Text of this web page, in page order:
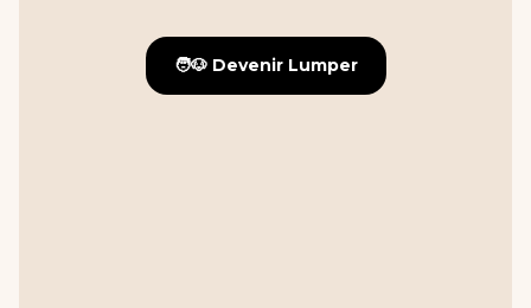
🧑🐶 Devenir Lumper
🧑🐶 Devenir Lumper